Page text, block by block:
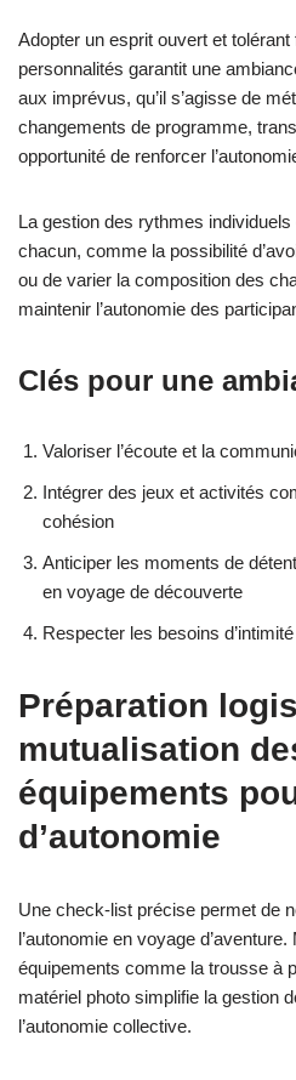
Adopter un esprit ouvert et
personnalités garantit une
aux imprévus, qu’il s’agisse de
changements de programme,
opportunité de renforcer
La gestion des rythmes individuels
chacun, comme la possibilité
ou de varier la composition des
maintenir l’autonomie des
Clés pour une
Valoriser l’écoute et la
Intégrer des jeux et activités
cohésion
Anticiper les moments de
en voyage de découverte
Respecter les besoins
Préparation
mutualisation
équipements
d’autonomie
Une check-list précise permet de
l’autonomie en voyage
équipements comme la trousse à
matériel photo simplifie la gestion
l’autonomie collective.